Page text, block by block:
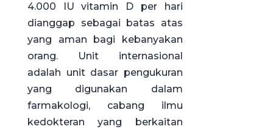
4.000 IU vitamin D per hari
dianggap sebagai batas atas
yang aman bagi kebanyakan
orang. Unit internasional
adalah unit dasar pengukuran
yang digunakan dalam
farmakologi, cabang ilmu
kedokteran yang berkaitan